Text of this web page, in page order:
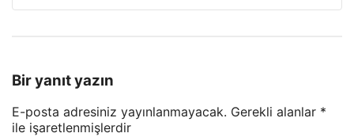
Bir yanıt yazın
E-posta adresiniz yayınlanmayacak. Gerekli alanlar *
ile işaretlenmişlerdir